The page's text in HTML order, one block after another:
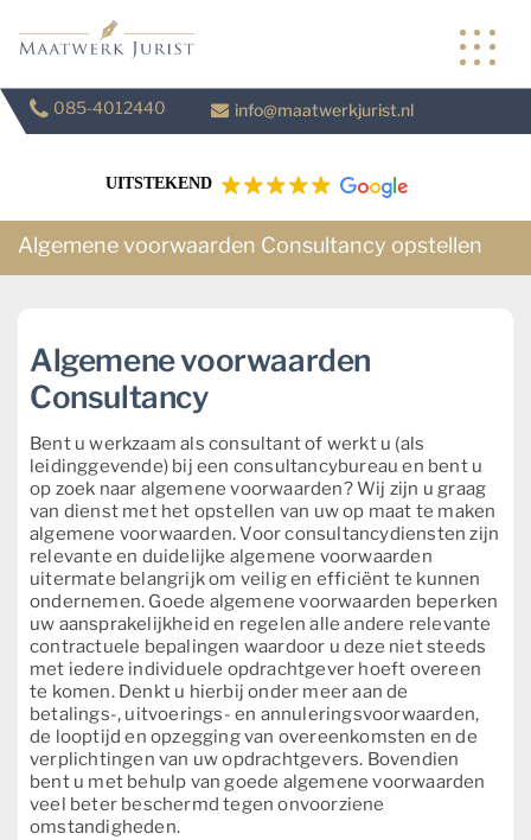
085-4012440 info@maatwerkjurist.nl
UITSTEKEND
Algemene voorwaarden Consultancy opstellen
Algemene voorwaarden
Consultancy
Bent u werkzaam als consultant of werkt u (als
leidinggevende) bij een consultancybureau en bent u
op zoek naar algemene voorwaarden? Wij zijn u graag
van dienst met het opstellen van uw op maat te maken
algemene voorwaarden. Voor consultancydiensten zijn
relevante en duidelijke algemene voorwaarden
uitermate belangrijk om veilig en efficiënt te kunnen
ondernemen. Goede algemene voorwaarden beperken
uw aansprakelijkheid en regelen alle andere relevante
contractuele bepalingen waardoor u deze niet steeds
met iedere individuele opdrachtgever hoeft overeen
te komen. Denkt u hierbij onder meer aan de
betalings-, uitvoerings- en annuleringsvoorwaarden,
de looptijd en opzegging van overeenkomsten en de
verplichtingen van uw opdrachtgevers. Bovendien
bent u met behulp van goede algemene voorwaarden
veel beter beschermd tegen onvoorziene
omstandigheden.